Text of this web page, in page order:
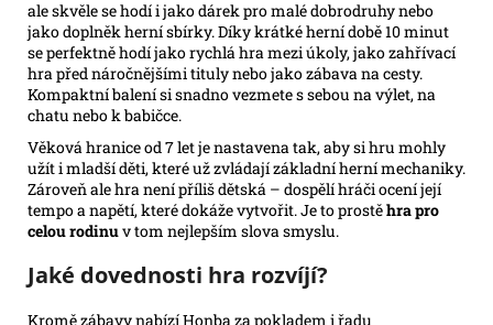
ale skvěle se hodí i jako dárek pro malé dobrodruhy nebo
jako doplněk herní sbírky. Díky krátké herní době 10 minut
se perfektně hodí jako rychlá hra mezi úkoly, jako zahřívací
hra před náročnějšími tituly nebo jako zábava na cesty.
Kompaktní balení si snadno vezmete s sebou na výlet, na
chatu nebo k babičce.
Věková hranice od 7 let je nastavena tak, aby si hru mohly
užít i mladší děti, které už zvládají základní herní mechaniky.
Zároveň ale hra není příliš dětská – dospělí hráči ocení její
tempo a napětí, které dokáže vytvořit. Je to prostěhra pro
celou rodinuv tom nejlepším slova smyslu.
Jaké dovednosti hra rozvíjí?
Kromě zábavy nabízí Honba za pokladem i řadu